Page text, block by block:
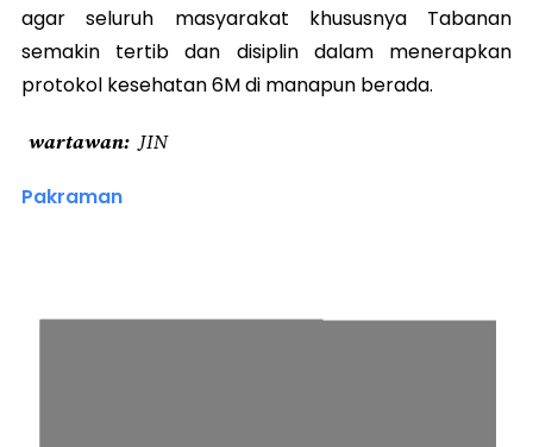
agar seluruh masyarakat khususnya Tabanan
semakin tertib dan disiplin dalam menerapkan
protokol kesehatan 6M di manapun berada.
wartawan JIN
Pakraman